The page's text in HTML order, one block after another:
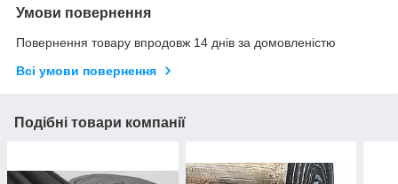
Умови повернення
Повернення товару впродовж 14 днів за домовленістю
Всі умови повернення
Подібні товари компанії